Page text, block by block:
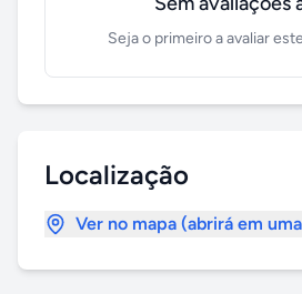
Seja o primeiro a avaliar
Localização
Ver no mapa (abrirá em